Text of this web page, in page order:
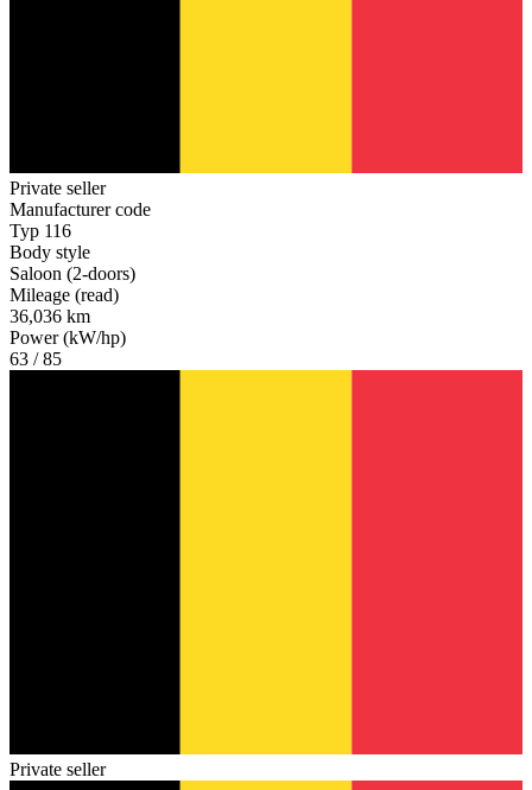
Private seller
Manufacturer code
Typ 116
Body style
Saloon (2-doors)
Mileage (read)
36,036 km
Power (kW/hp)
63 / 85
Private seller